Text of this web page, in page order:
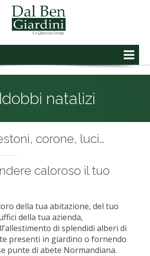
natalizi
corone, luci…
caloroso il tuo
della tua abitazione, del tuo
della tua azienda,
di splendidi alberi di
presenti in giardino o fornendo
punte di abete Normandiana.